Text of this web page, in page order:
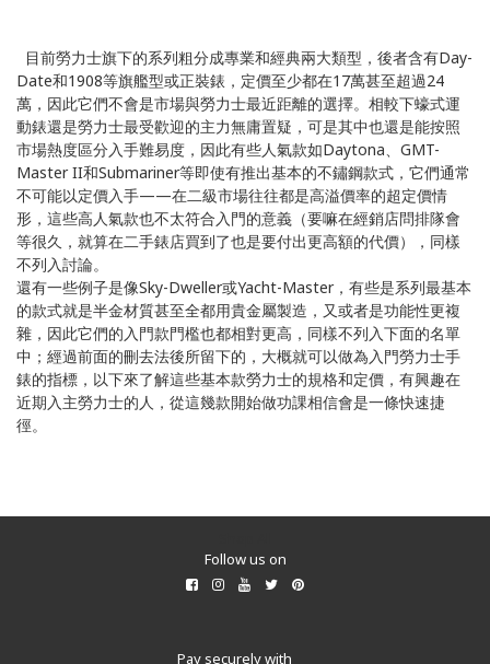
目前勞力士旗下的系列粗分成專業和經典兩大類型，後者含有Day-
Date和1908等旗艦型或正裝錶，定價至少都在17萬甚至超過24
萬，因此它們不會是市場與勞力士最近距離的選擇。相較下蠔式運
動錶還是勞力士最受歡迎的主力無庸置疑，可是其中也還是能按照
市場熱度區分入手難易度，因此有些人氣款如Daytona、GMT-
Master II和Submariner等即使有推出基本的不鏽鋼款式，它們通常
不可能以定價入手——在二級市場往往都是高溢價率的超定價情
形，這些高人氣款也不太符合入門的意義（要嘛在經銷店問排隊會
等很久，就算在二手錶店買到了也是要付出更高額的代價），同樣
不列入討論。
還有一些例子是像Sky-Dweller或Yacht-Master，有些是系列最基本
的款式就是半金材質甚至全都用貴金屬製造，又或者是功能性更複
雜，因此它們的入門款門檻也都相對更高，同樣不列入下面的名單
中；經過前面的刪去法後所留下的，大概就可以做為入門勞力士手
錶的指標，以下來了解這些基本款勞力士的規格和定價，有興趣在
近期入主勞力士的人，從這幾款開始做功課相信會是一條快速捷
徑。
Follow us on
Pay securely with